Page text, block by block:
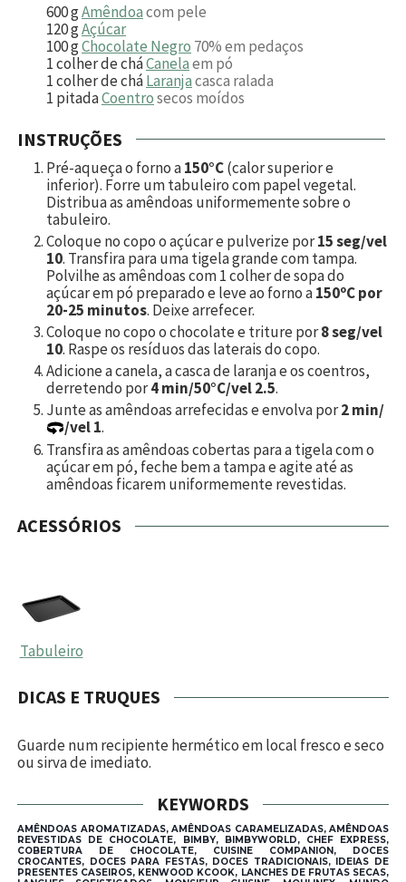
600gAmêndoacom pele
120gAçúcar
100gChocolate Negro 70% em pedaços
1colher de cháCanelaem pó
1colher de cháLaranjacasca ralada
1 pitadaCoentrosecos moídos
INSTRUÇÕES
Pré-aqueça o forno a150°C(calor superior e
inferior). Forre um tabuleiro com papel vegetal.
Distribua as amêndoas uniformemente sobre o
tabuleiro.
Coloque no copo o açúcar e pulverize por15 seg/vel
10. Transfira para uma tigela grande com tampa.
Polvilhe as amêndoas com1colher de sopa do
açúcar em pó preparado e leve ao forno a150ºC por
20-25 minutos. Deixe arrefecer.
Coloque no copo o chocolate e triture por8 seg/vel
10. Raspe os resíduos das laterais do copo.
Adicione a canela, a casca de laranja e os coentros,
derretendo por4 min/50°C/vel 2.5.
Junte as amêndoas arrefecidas e envolva por2 min/
/vel 1.
Transfira as amêndoas cobertas para a tigela com o
açúcar em pó, feche bem a tampa e agite até as
amêndoas ficarem uniformemente revestidas.
ACESSÓRIOS
Tabuleiro
DICAS E TRUQUES
Guarde num recipiente hermético em local fresco e seco
ou sirva de imediato.
KEYWORDS
AMÊNDOAS AROMATIZADAS, AMÊNDOAS CARAMELIZADAS, AMÊNDOAS
REVESTIDAS DE CHOCOLATE, BIMBY, BIMBYWORLD, CHEF EXPRESS,
COBERTURA DE CHOCOLATE, CUISINE COMPANION, DOCES
CROCANTES, DOCES PARA FESTAS, DOCES TRADICIONAIS, IDEIAS DE
PRESENTES CASEIROS, KENWOOD KCOOK, LANCHES DE FRUTAS SECAS,